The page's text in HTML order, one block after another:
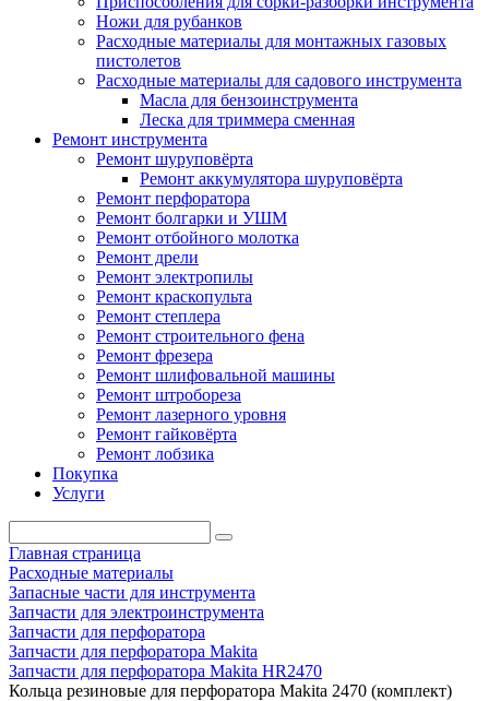
Ножи для рубанков
Расходные материалы для монтажных газовых
пистолетов
Расходные материалы для садового инструмента
Масла для бензоинструмента
Леска для триммера сменная
Ремонт инструмента
Ремонт шуруповёрта
Ремонт аккумулятора шуруповёрта
Ремонт перфоратора
Ремонт болгарки и УШМ
Ремонт отбойного молотка
Ремонт дрели
Ремонт электропилы
Ремонт краскопульта
Ремонт степлера
Ремонт строительного фена
Ремонт фрезера
Ремонт шлифовальной машины
Ремонт штробореза
Ремонт лазерного уровня
Ремонт гайковёрта
Ремонт лобзика
Покупка
Услуги
Главная страница
Расходные материалы
Запасные части для инструмента
Запчасти для электроинструмента
Запчасти для перфоратора
Запчасти для перфоратора Makita
Запчасти для перфоратора Makita HR2470
Кольца резиновые для перфоратора Makita 2470 (комплект)